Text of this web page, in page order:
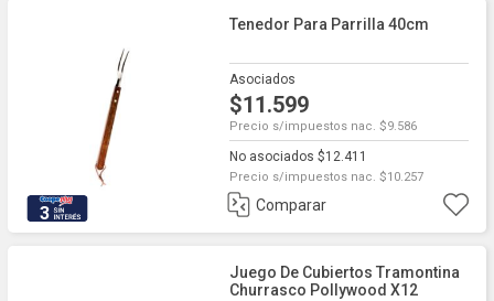
3
Tenedor Para Parrilla 40cm
Asociados
$11.599
Precio s/impuestos nac. $9.586
No asociados $12.411
Precio s/impuestos nac. $10.257
Comparar
Juego De Cubiertos Tramontina
Churrasco Pollywood X12